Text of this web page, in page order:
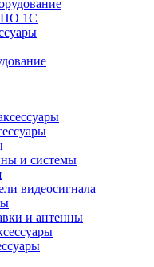
ПО 1С
и системы
видеосигнала
и антенны